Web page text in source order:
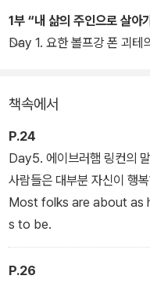
의 과정에 돌입하게 한다.
살았던 위인들의 생각과 말
들어보자. 이룰 수 없을 것만
들고, 부정적인 마음도 긍정
루를 주체적으로 오롯이 관
언 필사가 도움을 줄 것이다.
1부 “내 삶의 주인으로 살아
Day 1. 요한 볼프강 폰 괴테
책속에서
P.24
Day5. 에이브러햄 링컨의 말
사람들은 대부분 자신이 행
Most folks are about as
s to be.
P.26